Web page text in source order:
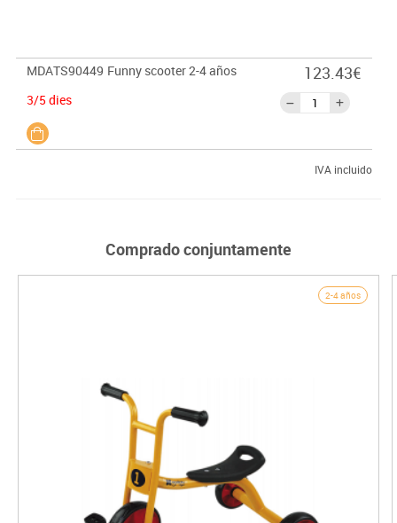
MDATS90449 Funny scooter 2-4 años
3/5 dies
123.43€
IVA incluido
Comprado conjuntamente
2-4 años